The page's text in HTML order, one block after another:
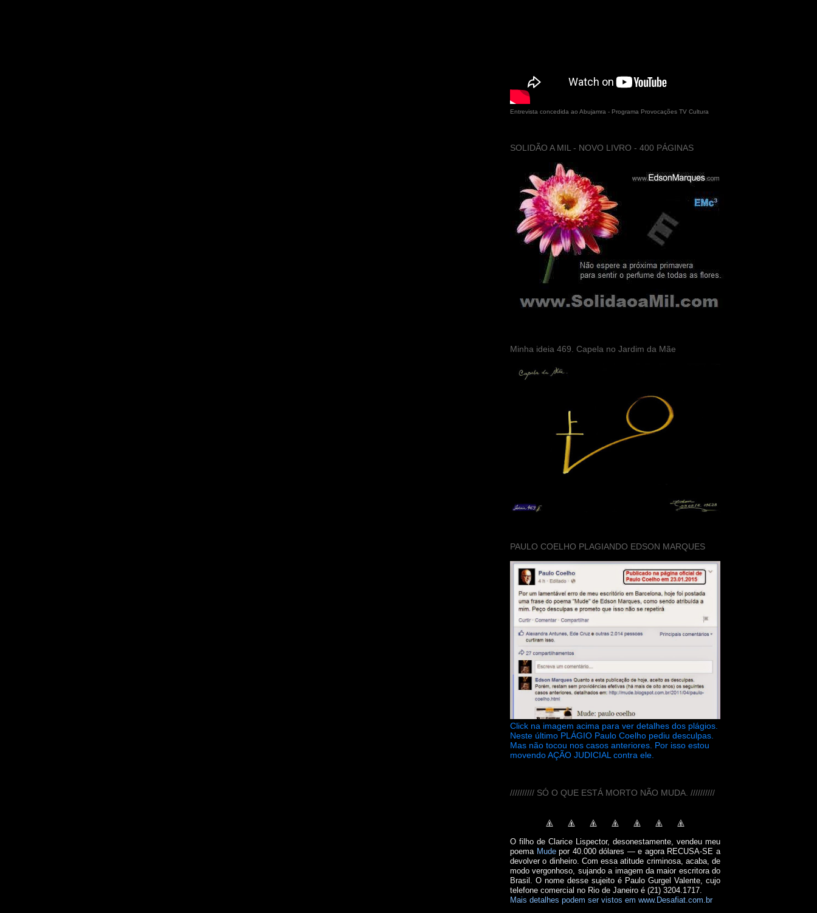
Entrevista concedida ao Abujamra - Programa Provocações TV Cultura
SOLIDÃO A MIL - NOVO LIVRO - 400 PÁGINAS
Minha ideia 469. Capela no Jardim da Mãe
PAULO COELHO PLAGIANDO EDSON MARQUES
Click na imagem acima para ver detalhes dos plágios.
Neste último PLÁGIO Paulo Coelho pediu desculpas.
Mas não tocou nos casos anteriores. Por isso estou
movendo AÇÃO JUDICIAL contra ele.
////////// SÓ O QUE ESTÁ MORTO NÃO MUDA. //////////
O filho de Clarice Lispector, desonestamente, vendeu meu
poema Mudepor 40.000 dólares — e agora RECUSA-SE a
devolver o dinheiro. Com essa atitude criminosa, acaba, de
modo vergonhoso, sujando a imagem da maior escritora do
Brasil. O nome desse sujeito é Paulo Gurgel Valente, cujo
telefone comercial no Rio de Janeiro é (21) 3204.1717.
Mais detalhes podem ser vistos em www.Desafiat.com.br